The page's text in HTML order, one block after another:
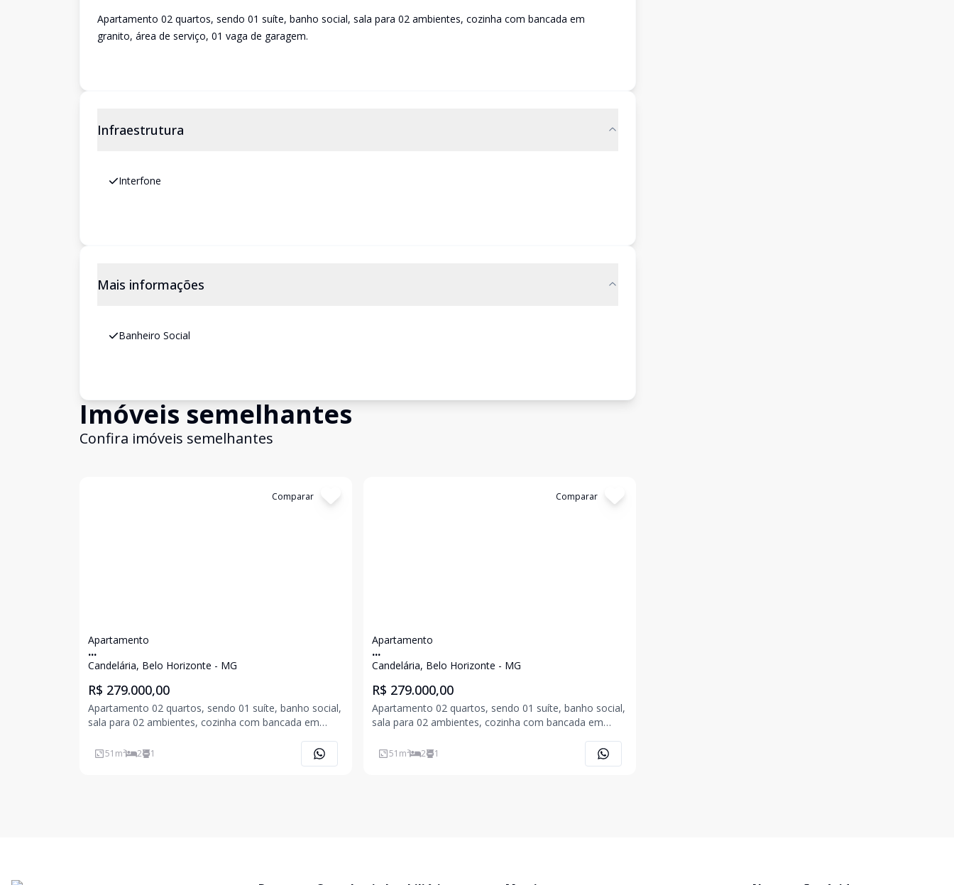
Apartamento 02 quartos, sendo 01 suíte, banho social, sala para 02 ambientes, cozinha com bancada em
granito, área de serviço, 01 vaga de garagem.
Infraestrutura
Interfone
Mais informações
Banheiro Social
Imóveis semelhantes
Confira imóveis semelhantes
Comparar
Apartamento
...
Candelária, Belo Horizonte - MG
R$ 279.000,00
Apartamento 02 quartos, sendo 01 suíte, banho social,
sala para 02 ambientes, cozinha com bancada em
51 m² 2 1
Comparar
Apartamento
...
Candelária, Belo Horizonte - MG
R$ 279.000,00
Apartamento 02 quartos, sendo 01 suíte, banho social,
sala para 02 ambientes, cozinha com bancada em
51 m² 2 1